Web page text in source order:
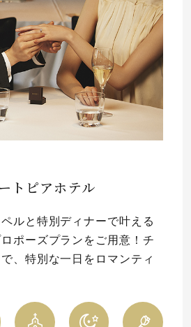
トピアホテル
ルと特別ディナーで叶える
ポーズプランをご用意！チ
、特別な一日をロマンティ
輪
ポーズリング®
エーション診断
査結果一覧
イド
質とは？
婚約指輪のご購入と
プロポーズのご相談
式オンラインショップ